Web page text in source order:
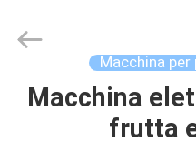
CASA
Copyright
frenchfriesline.com.
Macchina per
Macchina
frutta